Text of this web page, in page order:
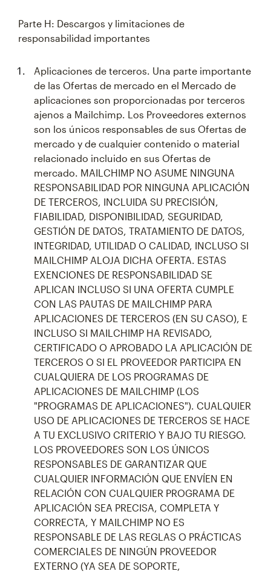
Parte H: Descargos y limitaciones de
responsabilidad importantes
Aplicaciones de terceros. Una parte importante
de las Ofertas de mercado en el Mercado de
aplicaciones son proporcionadas por terceros
ajenos a Mailchimp. Los Proveedores externos
son los únicos responsables de sus Ofertas de
mercado y de cualquier contenido o material
relacionado incluido en sus Ofertas de
mercado. MAILCHIMP NO ASUME NINGUNA
RESPONSABILIDAD POR NINGUNA APLICACIÓN
DE TERCEROS, INCLUIDA SU PRECISIÓN,
FIABILIDAD, DISPONIBILIDAD, SEGURIDAD,
GESTIÓN DE DATOS, TRATAMIENTO DE DATOS,
INTEGRIDAD, UTILIDAD O CALIDAD, INCLUSO SI
MAILCHIMP ALOJA DICHA OFERTA. ESTAS
EXENCIONES DE RESPONSABILIDAD SE
APLICAN INCLUSO SI UNA OFERTA CUMPLE
CON LAS PAUTAS DE MAILCHIMP PARA
APLICACIONES DE TERCEROS (EN SU CASO), E
INCLUSO SI MAILCHIMP HA REVISADO,
CERTIFICADO O APROBADO LA APLICACIÓN DE
TERCEROS O SI EL PROVEEDOR PARTICIPA EN
CUALQUIERA DE LOS PROGRAMAS DE
APLICACIONES DE MAILCHIMP (LOS
"PROGRAMAS DE APLICACIONES"). CUALQUIER
USO DE APLICACIONES DE TERCEROS SE HACE
A TU EXCLUSIVO CRITERIO Y BAJO TU RIESGO.
LOS PROVEEDORES SON LOS ÚNICOS
RESPONSABLES DE GARANTIZAR QUE
CUALQUIER INFORMACIÓN QUE ENVÍEN EN
RELACIÓN CON CUALQUIER PROGRAMA DE
APLICACIÓN SEA PRECISA, COMPLETA Y
CORRECTA, Y MAILCHIMP NO ES
RESPONSABLE DE LAS REGLAS O PRÁCTICAS
COMERCIALES DE NINGÚN PROVEEDOR
EXTERNO (YA SEA DE SOPORTE,